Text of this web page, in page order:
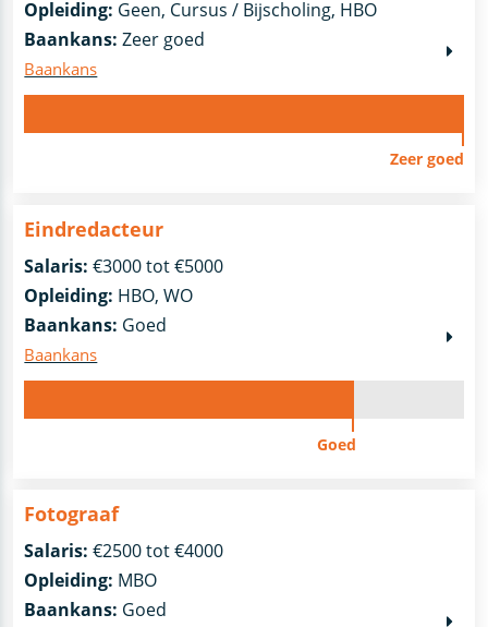
Opleiding: Geen, Cursus / Bijscholing, HBO
Baankans: Zeer goed
Baankans
Zeer goed
Eindredacteur
Salaris: €3000 tot €5000
Opleiding: HBO, WO
Baankans: Goed
Baankans
Goed
Fotograaf
Salaris: €2500 tot €4000
Opleiding: MBO
Baankans: Goed